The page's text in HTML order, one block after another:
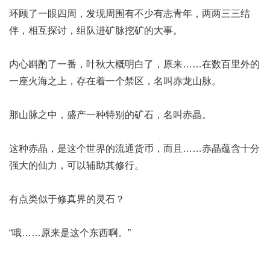
环顾了一眼四周，发现周围有不少有志青年，两两三三结
伴，相互探讨，组队进矿脉挖矿的大事。
内心斟酌了一番，叶秋大概明白了，原来……在数百里外的
一座火海之上，存在着一个禁区，名叫赤龙山脉。
那山脉之中，盛产一种特别的矿石，名叫赤晶。
这种赤晶，是这个世界的流通货币，而且……赤晶蕴含十分
强大的仙力，可以辅助其修行。
有点类似于修真界的灵石？
“哦……原来是这个东西啊。”